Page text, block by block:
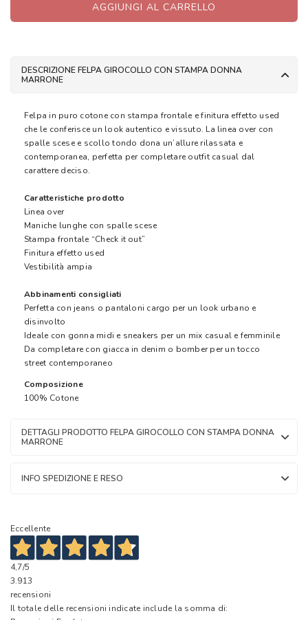
AGGIUNGI AL CARRELLO
DESCRIZIONE FELPA GIROCOLLO CON STAMPA DONNA
MARRONE
Felpa in puro cotone con stampa frontale e finitura effetto used
che le conferisce un look autentico e vissuto. La linea over con
spalle scese e scollo tondo dona un’allure rilassata e
contemporanea, perfetta per completare outfit casual dal
carattere deciso.
Caratteristiche prodotto
Linea over
Maniche lunghe con spalle scese
Stampa frontale “Check it out”
Finitura effetto used
Vestibilità ampia
Abbinamenti consigliati
Perfetta con jeans o pantaloni cargo per un look urbano e
disinvolto
Ideale con gonna midi e sneakers per un mix casual e femminile
Da completare con giacca in denim o bomber per un tocco
street contemporaneo
Composizione
100% Cotone
DETTAGLI PRODOTTO FELPA GIROCOLLO CON STAMPA DONNA
MARRONE
INFO SPEDIZIONE E RESO
Eccellente
4,7/5
3.913
recensioni
Il totale delle recensioni indicate include la somma di: